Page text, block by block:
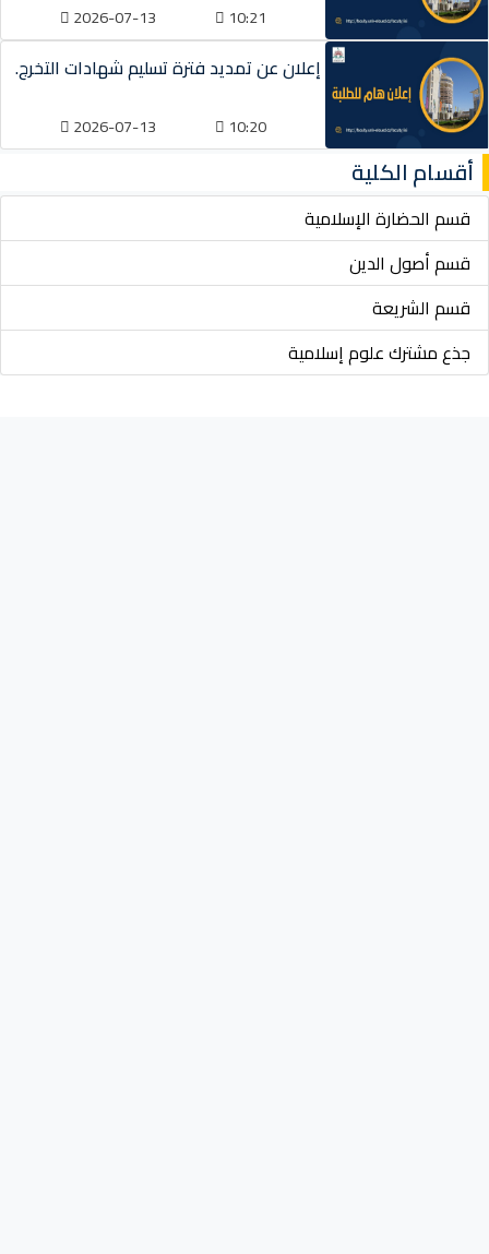
10:21
2026-07-13
إعلان عن تمديد فترة تسليم شهادات التخرج.
10:20
2026-07-13
أقسام الكلية
قسم الحضارة الإسلامية
قسم أصول الدين
قسم الشريعة
جذع مشترك علوم إسلامية